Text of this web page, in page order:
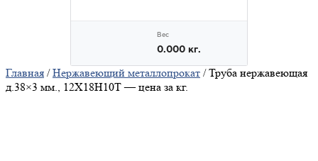
Главная /Нержавеющий металлопрокат / Труба нержавеющая
д.38×3 мм., 12Х18Н10Т — цена за кг.